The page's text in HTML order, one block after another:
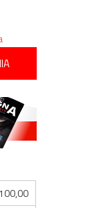
100,00